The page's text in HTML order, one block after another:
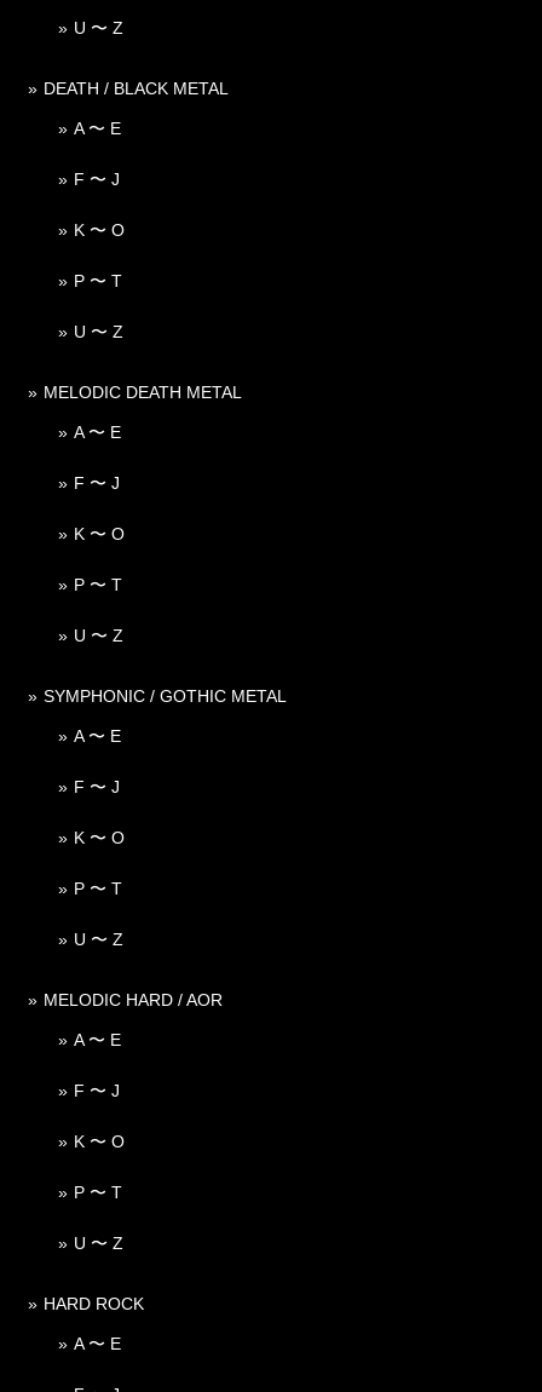
U 〜 Z
DEATH / BLACK METAL
A 〜 E
F 〜 J
K 〜 O
P 〜 T
U 〜 Z
MELODIC DEATH METAL
A 〜 E
F 〜 J
K 〜 O
P 〜 T
U 〜 Z
SYMPHONIC / GOTHIC METAL
A 〜 E
F 〜 J
K 〜 O
P 〜 T
U 〜 Z
MELODIC HARD / AOR
A 〜 E
F 〜 J
K 〜 O
P 〜 T
U 〜 Z
HARD ROCK
A 〜 E